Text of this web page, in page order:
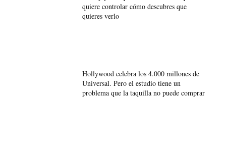
quiere controlar cómo descubres que
quieres verlo
Hollywood celebra los 4.000 millones de
Universal. Pero el estudio tiene un
problema que la taquilla no puede comprar